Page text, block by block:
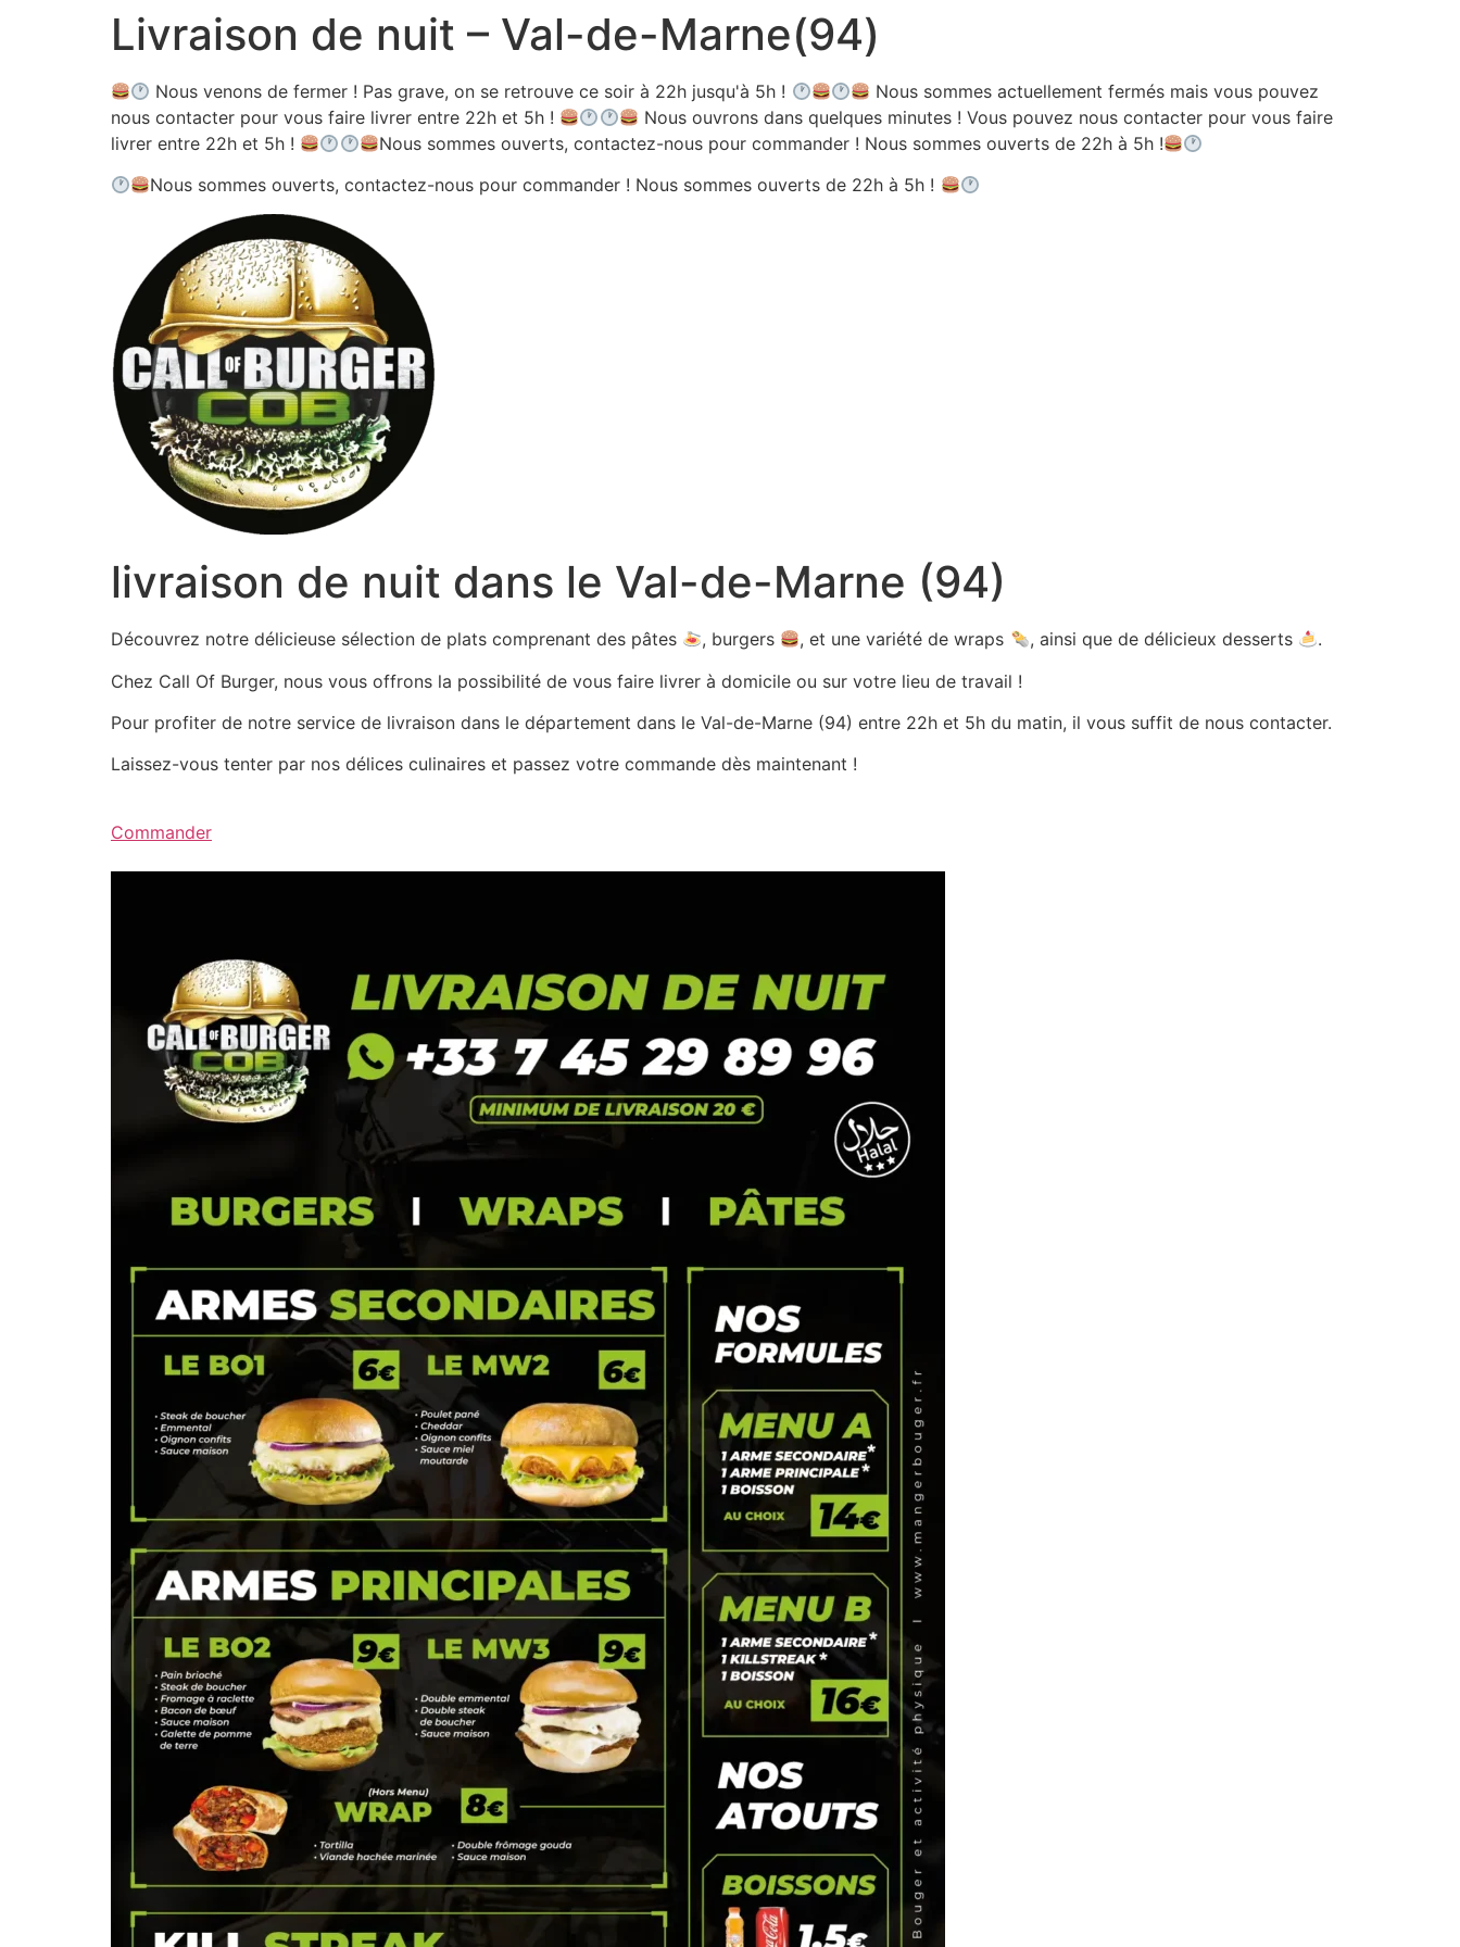
Livraison de nuit – Val-de-Marne(94)
Nous venons de fermer ! Pas grave, on se retrouve ce soir à 22h jusqu'à 5h !
Nous sommes actuellement fermés mais vous pouvez
nous contacter pour vous faire livrer entre 22h et 5h !
Nous ouvrons dans quelques minutes ! Vous pouvez nous contacter pour vous faire
livrer entre 22h et 5h !
Nous sommes ouverts, contactez-nous pour commander ! Nous sommes ouverts de 22h à 5h !
Nous sommes ouverts, contactez-nous pour commander ! Nous sommes ouverts de 22h à 5h !
livraison de nuit dans le Val-de-Marne (94)
Découvrez notre délicieuse sélection de plats comprenant des pâtes , burgers , et une variété de wraps , ainsi que de délicieux desserts
.
Chez Call Of Burger, nous vous offrons la possibilité de vous faire livrer à domicile ou sur votre lieu de travail !
Pour profiter de notre service de livraison dans le département dans le Val-de-Marne (94) entre 22h et 5h du matin, il vous suffit de nous contacter.
Laissez-vous tenter par nos délices culinaires et passez votre commande dès maintenant !
Commander